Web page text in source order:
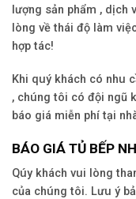
lượng sản phẩm , dịch
lòng về thái độ làm
hợp tác!
Khi quý khách có nhu
, chúng tôi có đội ngũ
báo giá miễn phí tại
BÁO GIÁ TỦ BẾP
Qúy khách vui lòng
của chúng tôi. Lưu ý